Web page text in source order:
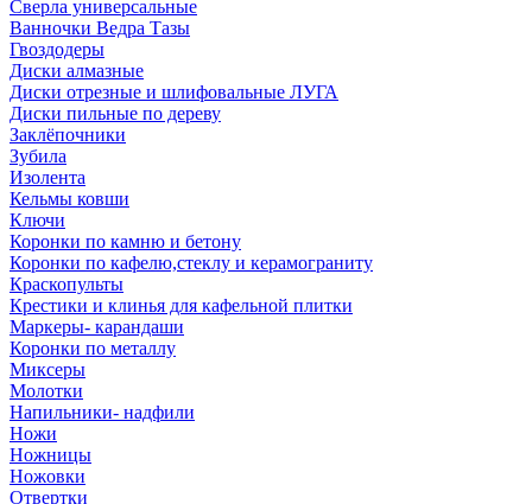
Сверла универсальные
Ванночки Ведра Тазы
Гвоздодеры
Диски алмазные
Диски отрезные и шлифовальные ЛУГА
Диски пильные по дереву
Заклёпочники
Зубила
Изолента
Кельмы ковши
Ключи
Коронки по камню и бетону
Коронки по кафелю,стеклу и керамограниту
Краскопульты
Крестики и клинья для кафельной плитки
Маркеры- карандаши
Коронки по металлу
Миксеры
Молотки
Напильники- надфили
Ножи
Ножницы
Ножовки
Отвертки